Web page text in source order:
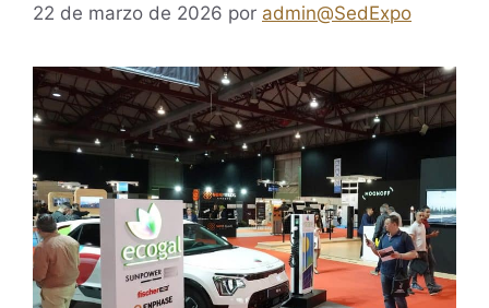
22 de marzo de 2026 por admin@SedExpo